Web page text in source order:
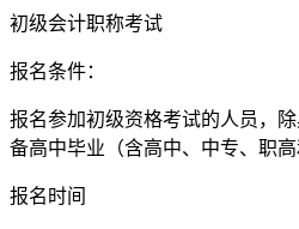
初级会计职称考试
报名条件：
报名参加初级资格考试的人员，
备高中毕业（含高中、中专、职高
报名时间